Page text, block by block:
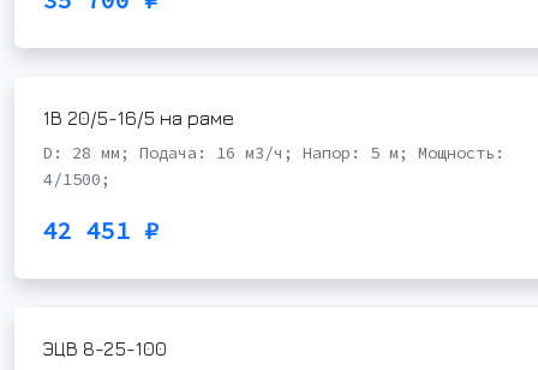
1В 20/5-16/5 на раме
D: 28 мм; Подача: 16 м3/ч; Напор: 5 м; Мощность:
4/1500;
42 451 ₽
ЭЦВ 8-25-100